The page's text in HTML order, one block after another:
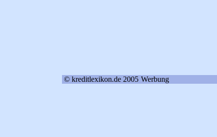
© kreditlexikon.de 2005 Werbung